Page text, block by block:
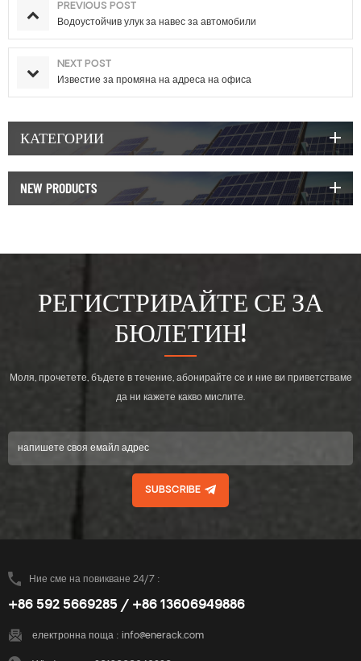
PREVIOUS POST
Водоустойчив улук за навес за автомобили
NEXT POST
Известие за промяна на адреса на офиса
КАТЕГОРИИ
NEW PRODUCTS
РЕГИСТРИРАЙТЕ СЕ ЗА
БЮЛЕТИН!
Моля, прочетете, бъдете в течение, абонирайте се и ние ви приветстваме
да ни кажете какво мислите.
SUBSCRIBE
Ние сме на повикване 24/7 :
+86 592 5669285 / +86 13606949886
електронна поща : info@enerack.com